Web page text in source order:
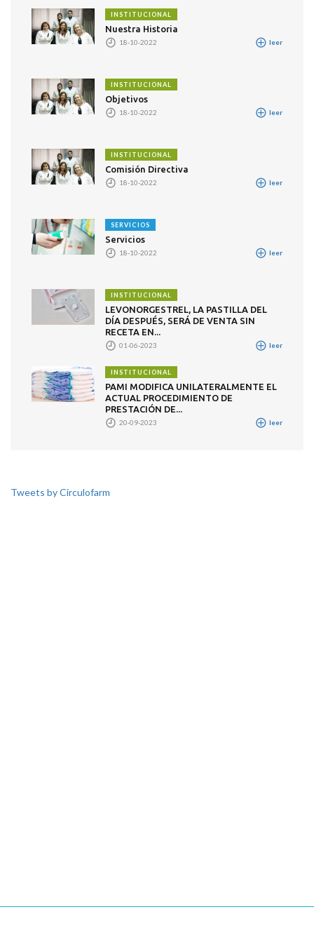
INSTITUCIONAL
Nuestra Historia
18-10-2022 leer
INSTITUCIONAL
Objetivos
18-10-2022 leer
INSTITUCIONAL
Comisión Directiva
18-10-2022 leer
SERVICIOS
Servicios
18-10-2022 leer
INSTITUCIONAL
LEVONORGESTREL, LA PASTILLA DEL
DÍA DESPUÉS, SERÁ DE VENTA SIN
RECETA EN...
01-06-2023 leer
INSTITUCIONAL
PAMI MODIFICA UNILATERALMENTE EL
ACTUAL PROCEDIMIENTO DE
PRESTACIÓN DE...
20-09-2023 leer
Tweets by Circulofarm